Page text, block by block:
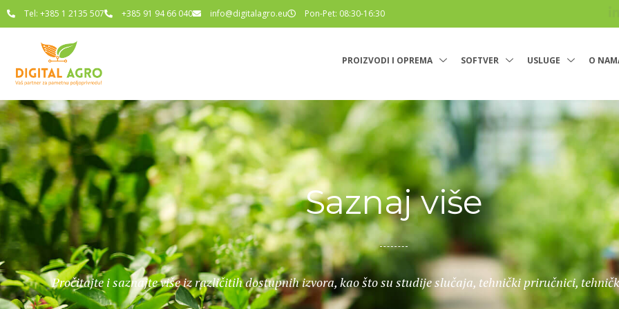
Tel: +385 1 2135 507 +385 91 94 66 040 info@digitalagro.eu Pon-Pet: 08:30-16:30
PROIZVODI I OPREMA SOFTVER USLUGE O
Saznaj više
Pročitajte i saznajte više iz različitih dostupnih izvora, kao što su studije slučaja, tehnički priručnici,